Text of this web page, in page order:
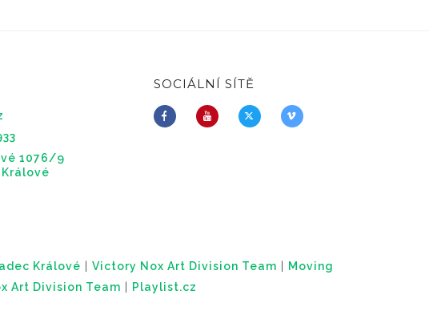
1076/9
SOCIÁLNÍ SÍTĚ
Králové Victory Nox Art Division Team
Moving
Art Division Team Playlist.cz